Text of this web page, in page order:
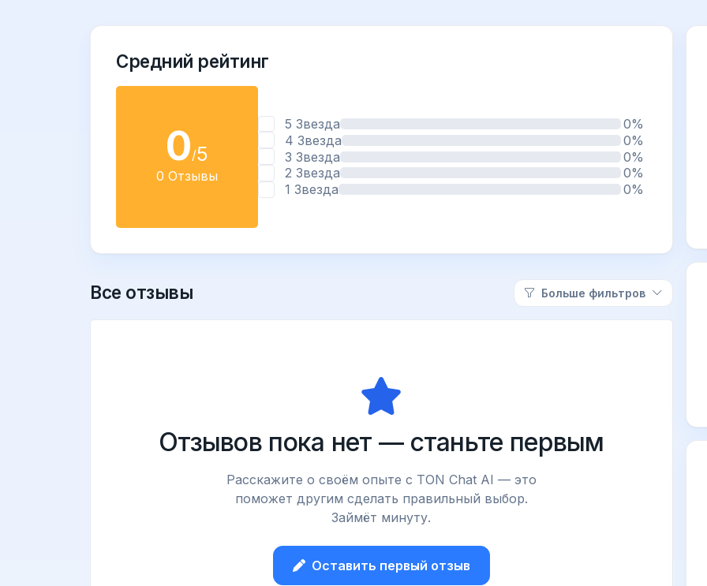
Средний рейтинг
0/5
0 Отзывы
5 Звезда
0%
4 Звезда
0%
3 Звезда
0%
2 Звезда
0%
1 Звезда
0%
Все отзывы Больше фильтров
Отзывов пока нет — станьте первым
Расскажите о своём опыте с TON Chat AI — это
поможет другим сделать правильный выбор.
Займёт минуту.
Оставить первый отзыв